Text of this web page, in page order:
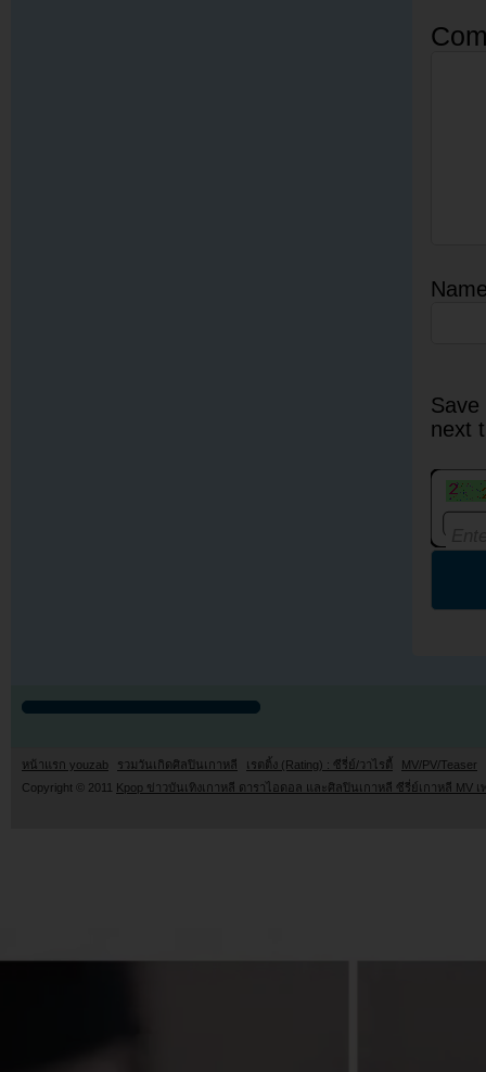
next
หน้าแรก youzab รวมวันเกิดศิลปินเกาหลี เรตติ้ง (Rating) : ซีรี่ย์/วาไรตี้
MV/PV/Teaser
Copyright © 2011 Kpop ข่าวบันเทิงเกาหลี ดาราไอดอล และศิลปินเกาหลี ซีรี่ย์เกาหลี MV